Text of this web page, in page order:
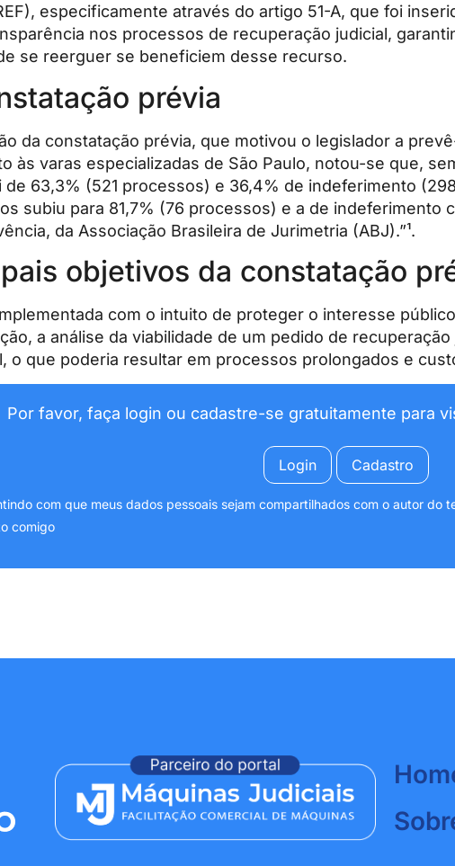
especificamente através do artigo 51-A, que foi
nos processos de recuperação judicial,
se reerguer se beneficiem desse recurso.
prévia
da constatação prévia, que motivou o legislador a
às varas especializadas de São Paulo, notou-se que,
63,3% (521 processos) e 36,4% de indeferimento
subiu para 81,7% (76 processos) e a de indeferimento
da Associação Brasileira de Jurimetria (ABJ).”¹.
objetivos da constatação
com o intuito de proteger o interesse
a análise da viabilidade de um pedido de
o que poderia resultar em processos prolongados e
Por favor, faça login ou cadastre-se gratuitamente para
Login Cadastro
com que meus dados pessoais sejam compartilhados com o autor
comigo